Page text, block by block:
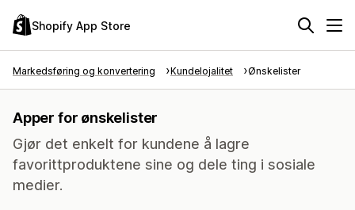
Shopify App Store
Markedsføring og konvertering Kundelojalitet Ønskelister
Apper for ønskelister
Gjør det enkelt for kundene å lagre
favorittproduktene sine og dele ting i sosiale
medier.